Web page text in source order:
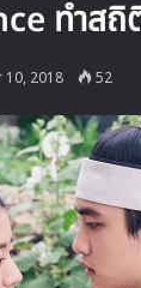
Together
Together
WINNER